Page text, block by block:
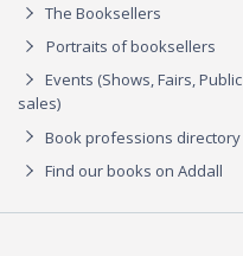
The Booksellers
Portraits of booksellers
Events (Shows, Fairs, Public
sales)
Book professions directory
Find our books on Addall